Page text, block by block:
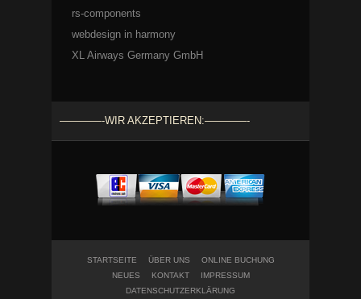
rs-components
webdesign in harmony
XL Airways Germany GmbH
————-WIR AKZEPTIEREN:————-
STARTSEITE ÜBER UNS
ONLINE BUCHUNG
NEUES
KONTAKT
IMPRESSUM
DATENSCHUTZERKLÄRUNG